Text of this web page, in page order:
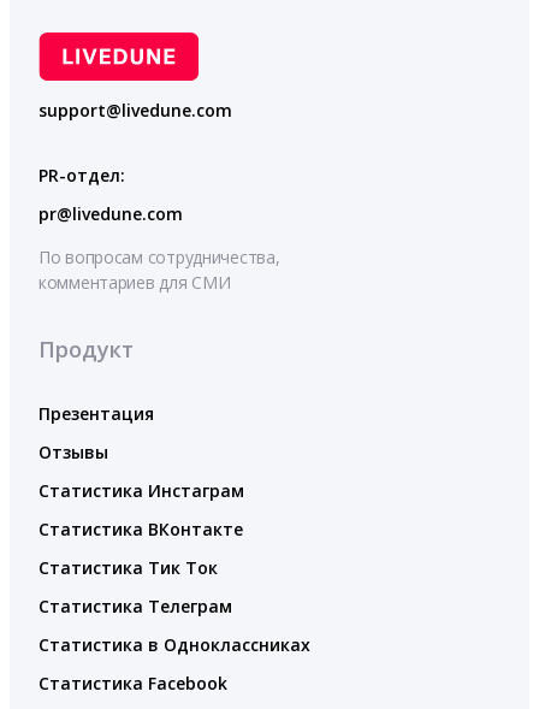
support@livedune.com
PR-отдел:
pr@livedune.com
По вопросам сотрудничества,
комментариев для СМИ
Продукт
Презентация
Отзывы
Статистика Инстаграм
Статистика ВКонтакте
Статистика Тик Ток
Статистика Телеграм
Статистика в Одноклассниках
Статистика Facebook